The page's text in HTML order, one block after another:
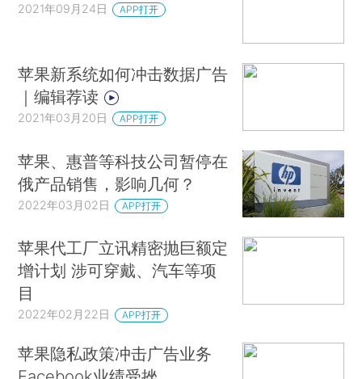
2021年09月24日 APP打开
苹果新系统如何冲击数据广告
｜编辑荐读
2021年03月20日 APP打开
苹果、惠普等科技公司暂停在
俄产品销售，影响几何？
2022年03月02日 APP打开
苹果代工厂立讯精密抛巨额定
增计划 涉可穿戴、汽车等项
目
2022年02月22日 APP打开
苹果隐私政策冲击广告业务